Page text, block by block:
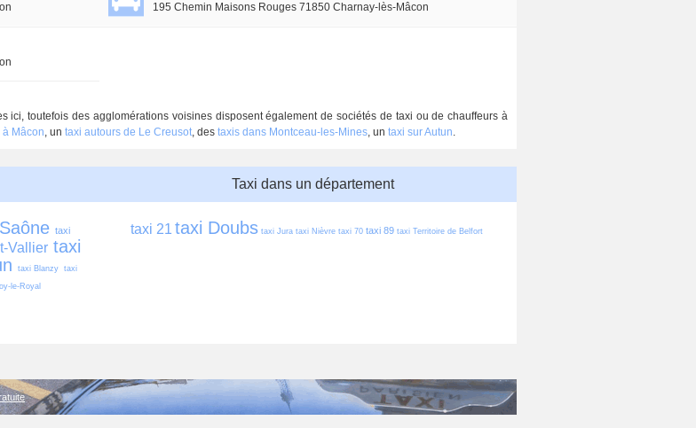
195 Chemin Maisons Rouges 71850 Charnay-lès-Mâcon
ici, toutefois des agglomérations voisines disposent également de sociétés de taxi ou de chauffeurs à
à Mâcon, un taxi autours de Le Creusot, des taxis dans Montceau-les-Mines, un taxi sur Autun.
taxi
Vallier taxi
taxi Blanzy taxi
le-Royal
Taxi dans un département
taxi 21 taxi Doubs taxi Jura taxi Nièvre taxi 70 taxi 89 taxi Territoire de Belfort